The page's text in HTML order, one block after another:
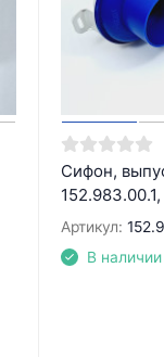
Сифон,
Артикул:
В наличии